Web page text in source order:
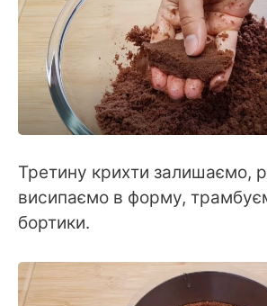
Третину крихти залишаємо,
висипаємо в форму,
бортики.